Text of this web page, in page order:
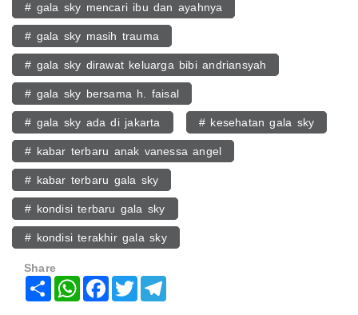
# gala sky mencari ibu dan ayahnya
# gala sky masih trauma
# gala sky dirawat keluarga bibi andriansyah
# gala sky bersama h. faisal
# gala sky ada di jakarta # kesehatan gala sky
# kabar terbaru anak vanessa angel
# kabar terbaru gala sky
# kondisi terbaru gala sky
# kondisi terakhir gala sky
Share
Share WhatsAppFacebook
Twitter